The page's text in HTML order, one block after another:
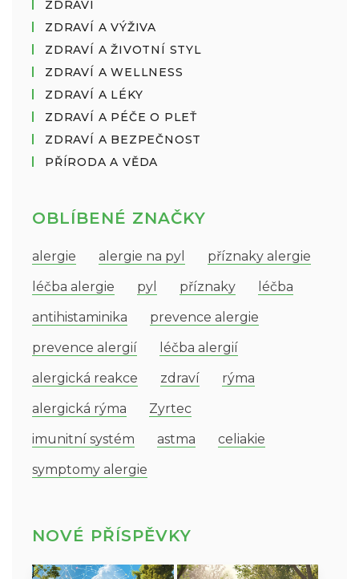
ZDRAVÍ
ZDRAVÍ A VÝŽIVA
ZDRAVÍ A ŽIVOTNÍ STYL
ZDRAVÍ A WELLNESS
ZDRAVÍ A LÉKY
ZDRAVÍ A PÉČE O PLEŤ
ZDRAVÍ A BEZPEČNOST
PŘÍRODA A VĚDA
OBLÍBENÉ ZNAČKY
alergie alergie na pyl
příznaky alergie
léčba alergie
pyl příznaky
léčba
antihistaminika
prevence alergie
prevence alergií
léčba alergií
alergická reakce
zdraví
rýma
alergická rýma
Zyrtec
imunitní systém
astma
celiakie
symptomy alergie
NOVÉ PŘÍSPĚVKY